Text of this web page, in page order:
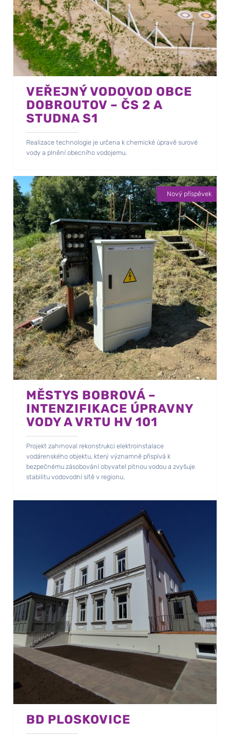
VEŘEJNÝ VODOVOD OBCE
DOBROUTOV – ČS 2 A
STUDNA S1
Realizace technologie je určena k chemické úpravě surové
vody a plnění obecního vodojemu.
Nový příspěvek
MĚSTYS BOBROVÁ –
INTENZIFIKACE ÚPRAVNY
VODY A VRTU HV 101
Projekt zahrnoval rekonstrukci elektroinstalace
vodárenského objektu, který významně přispívá k
bezpečnému zásobování obyvatel pitnou vodou a zvyšuje
stabilitu vodovodní sítě v regionu.
BD PLOSKOVICE